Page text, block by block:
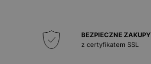
BEZPIECZNE ZAKUPY
z certyfikatem SSL